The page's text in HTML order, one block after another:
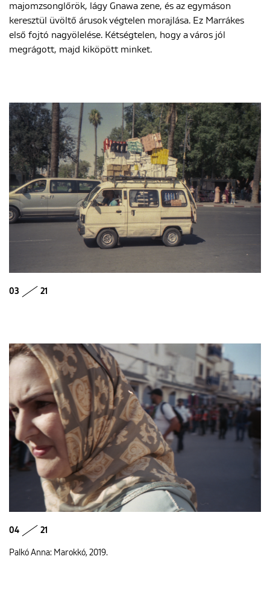
majomzsonglőrök, lágy Gnawa zene, és az egymáson
keresztül üvöltő árusok végtelen morajlása. Ez Marrákes
első fojtó nagyölelése. Kétségtelen, hogy a város jól
megrágott, majd kiköpött minket.
03 21
04 21
Palkó Anna: Marokkó, 2019.